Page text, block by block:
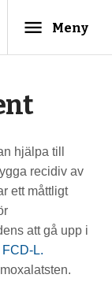
menu Meny
hjälpa till
recidiv av
ett måttligt
att gå upp i
L.